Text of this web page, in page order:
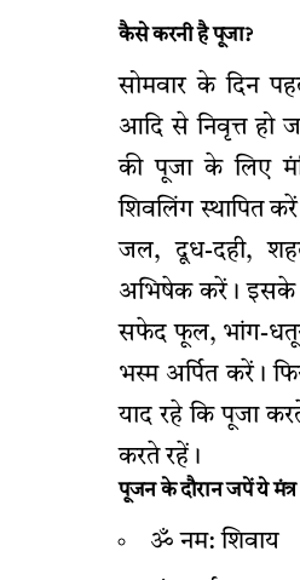
कैसे करनी है पूजा?
सोमवार के दिन
आदि से निवृत्त हो
की पूजा के लिए
शिवलिंग स्थापित
जल, दूध-दही,
अभिषेक करें। इसके
सफेद फूल, भांग-
भस्म अर्पित करें।
याद रहे कि पूजा
करते रहें।
पूजन के दौरान जपें ये मंत्र
ॐ नम: शिवाय